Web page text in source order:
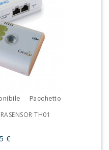
Pacchetto
TH01
€